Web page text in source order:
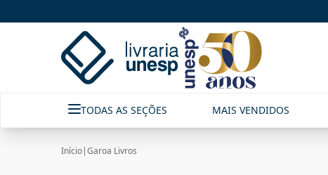
TODAS AS SEÇÕES MAIS VENDIDOS
Início|Garoa Livros